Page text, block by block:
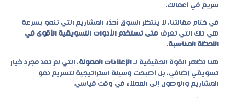
سريع في أعمالك.
في ختام مقالتنا، لا ينتظر السوق أحدًا. المشاريع التي تنمو بسرعة
هي تلك التي تعرف متى تستخدم الأدوات التسويقية الأقوى في
اللحظة المناسبة.
هنا تظهر القوة الحقيقية لـ الإعلانات الممولة، التي لم تعد مجرد خيار
تسويقي إضافي، بل أصبحت وسيلة استراتيجية لتسريع نمو
المشاريع والوصول إلى العملاء في وقت قياسي.